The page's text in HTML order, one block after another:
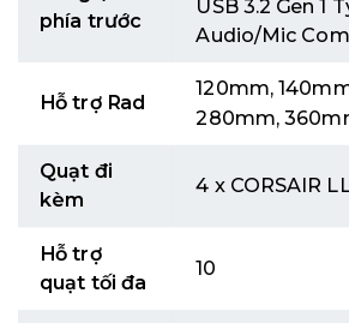
phía trước
USB 3.2 Gen 1
Audio/Mic
Hỗ trợ Rad
120mm,
280mm,
Quạt đi
kèm
4 x CORSAIR
Hỗ trợ
quạt tối đa
10